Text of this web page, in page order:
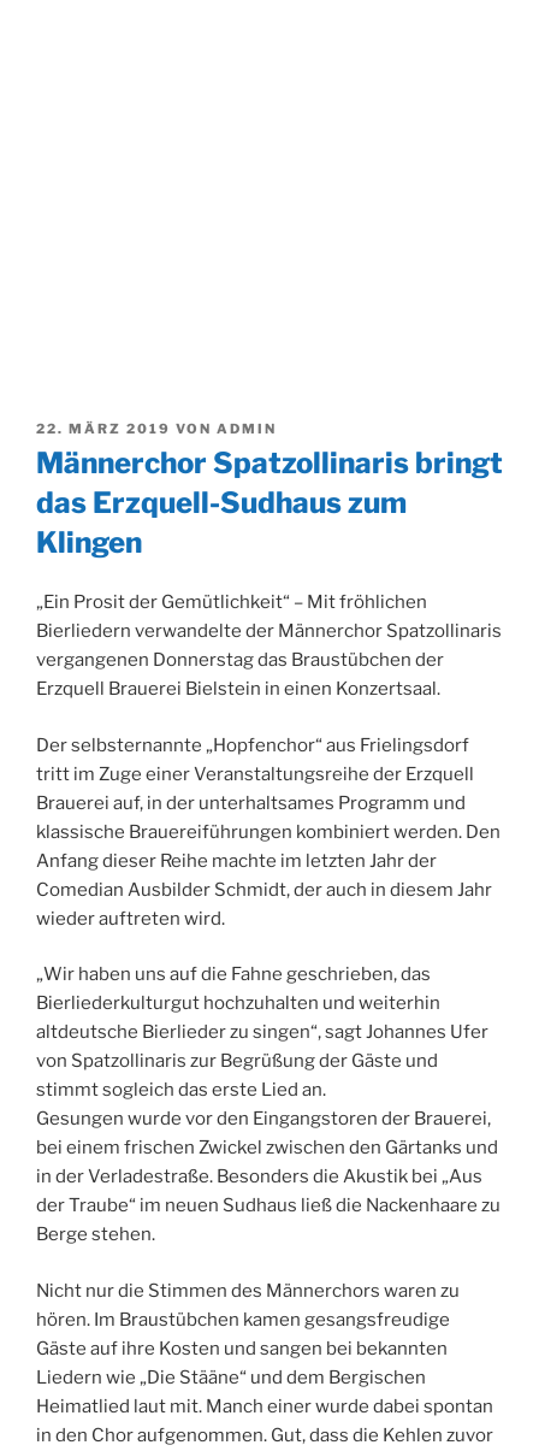
VERÖFFENTLICHT
AM
22. MÄRZ 2019 VON ADMIN
Männerchor Spatzollinaris bringt
das Erzquell-Sudhaus zum
Klingen
„Ein Prosit der Gemütlichkeit“ – Mit fröhlichen
Bierliedern verwandelte der Männerchor Spatzollinaris
vergangenen Donnerstag das Braustübchen der
Erzquell Brauerei Bielstein in einen Konzertsaal.
Der selbsternannte „Hopfenchor“ aus Frielingsdorf
tritt im Zuge einer Veranstaltungsreihe der Erzquell
Brauerei auf, in der unterhaltsames Programm und
klassische Brauereiführungen kombiniert werden. Den
Anfang dieser Reihe machte im letzten Jahr der
Comedian Ausbilder Schmidt, der auch in diesem Jahr
wieder auftreten wird.
„Wir haben uns auf die Fahne geschrieben, das
Bierliederkulturgut hochzuhalten und weiterhin
altdeutsche Bierlieder zu singen“, sagt Johannes Ufer
von Spatzollinaris zur Begrüßung der Gäste und
stimmt sogleich das erste Lied an.
Gesungen wurde vor den Eingangstoren der Brauerei,
bei einem frischen Zwickel zwischen den Gärtanks und
in der Verladestraße. Besonders die Akustik bei „Aus
der Traube“ im neuen Sudhaus ließ die Nackenhaare zu
Berge stehen.
Nicht nur die Stimmen des Männerchors waren zu
hören. Im Braustübchen kamen gesangsfreudige
Gäste auf ihre Kosten und sangen bei bekannten
Liedern wie „Die Stääne“ und dem Bergischen
Heimatlied laut mit. Manch einer wurde dabei spontan
in den Chor aufgenommen. Gut, dass die Kehlen zuvor